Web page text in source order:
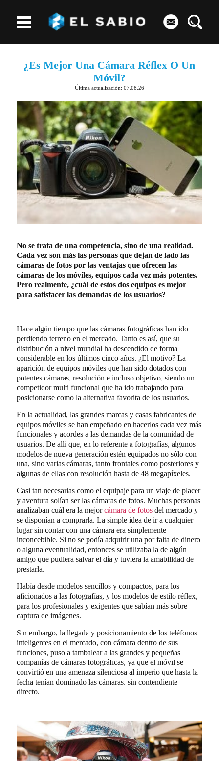
¿Es Mejor Una Cámara Réflex O Un
Móvil?
Última actualización: 07.08.26
No se trata de una competencia, sino de una realidad.
Cada vez son más las personas que dejan de lado las
cámaras de fotos por las ventajas que ofrecen las
cámaras de los móviles, equipos cada vez más potentes.
Pero realmente, ¿cuál de estos dos equipos es mejor
para satisfacer las demandas de los usuarios?
Hace algún tiempo que las cámaras fotográficas han ido
perdiendo terreno en el mercado. Tanto es así, que su
distribución a nivel mundial ha descendido de forma
considerable en los últimos cinco años. ¿El motivo? La
aparición de equipos móviles que han sido dotados con
potentes cámaras, resolución e incluso objetivo, siendo un
competidor multi funcional que ha ido trabajando para
posicionarse como la alternativa favorita de los usuarios.
En la actualidad, las grandes marcas y casas fabricantes de
equipos móviles se han empeñado en hacerlos cada vez más
funcionales y acordes a las demandas de la comunidad de
usuarios. De allí que, en lo referente a fotografías, algunos
modelos de nueva generación estén equipados no sólo con
una, sino varias cámaras, tanto frontales como posteriores y
algunas de ellas con resolución hasta de 48 megapíxeles.
Casi tan necesarias como el equipaje para un viaje de placer
y aventura solían ser las cámaras de fotos. Muchas personas
analizaban cuál era la mejorcámara de fotos del mercado y
se disponían a comprarla. La simple idea de ir a cualquier
lugar sin contar con una cámara era simplemente
inconcebible. Si no se podía adquirir una por falta de dinero
o alguna eventualidad, entonces se utilizaba la de algún
amigo que pudiera salvar el día y tuviera la amabilidad de
prestarla.
Había desde modelos sencillos y compactos, para los
aficionados a las fotografías, y los modelos de estilo réflex,
para los profesionales y exigentes que sabían más sobre
captura de imágenes.
Sin embargo, la llegada y posicionamiento de los teléfonos
inteligentes en el mercado, con cámara dentro de sus
funciones, puso a tambalear a las grandes y pequeñas
compañías de cámaras fotográficas, ya que el móvil se
convirtió en una amenaza silenciosa al imperio que hasta la
fecha tenían dominado las cámaras, sin contendiente
directo.